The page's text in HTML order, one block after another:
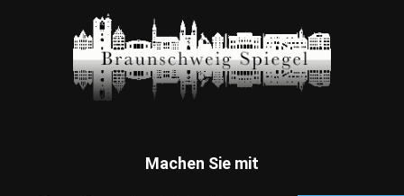
Machen Sie mit